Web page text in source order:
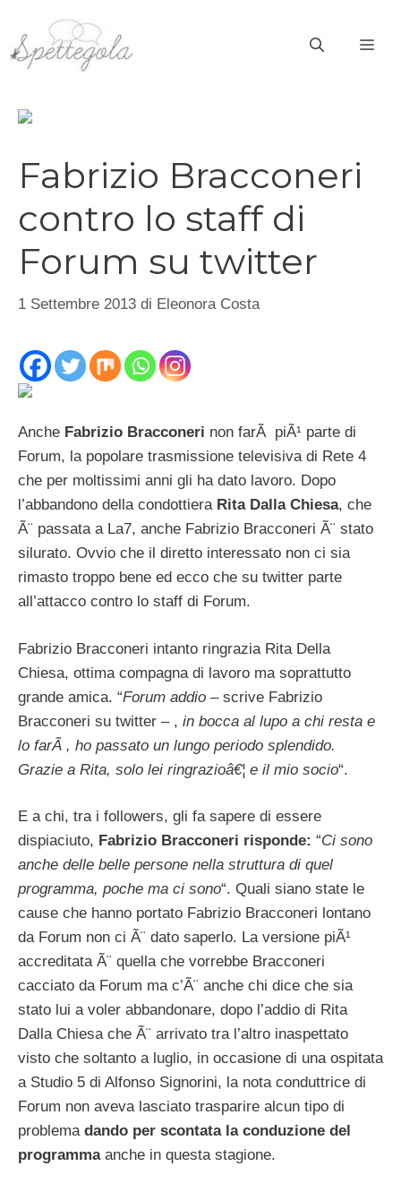
contenuto
Fabrizio Bracconeri
contro lo staff di
Forum su twitter
1 Settembre 2013 di Eleonora Costa
Anche Fabrizio Bracconeri non farÃ piÃ¹ parte di
Forum, la popolare trasmissione televisiva di Rete 4
che per moltissimi anni gli ha dato lavoro. Dopo
l’abbandono della condottiera Rita Dalla Chiesa, che
Ã¨ passata a La7, anche Fabrizio Bracconeri Ã¨ stato
silurato. Ovvio che il diretto interessato non ci sia
rimasto troppo bene ed ecco che su twitter parte
all’attacco contro lo staff di Forum.
Fabrizio Bracconeri intanto ringrazia Rita Della
Chiesa, ottima compagna di lavoro ma soprattutto
grande amica. “Forum addio – scrive Fabrizio
Bracconeri su twitter – , in bocca al lupo a chi resta e
lo farÃ , ho passato un lungo periodo splendido.
Grazie a Rita, solo lei ringrazioâ€¦ e il mio socio“.
E a chi, tra i followers, gli fa sapere di essere
dispiaciuto, Fabrizio Bracconeri risponde: “Ci sono
anche delle belle persone nella struttura di quel
programma, poche ma ci sono“. Quali siano state le
cause che hanno portato Fabrizio Bracconeri lontano
da Forum non ci Ã¨ dato saperlo. La versione piÃ¹
accreditata Ã¨ quella che vorrebbe Bracconeri
cacciato da Forum ma c’Ã¨ anche chi dice che sia
stato lui a voler abbandonare, dopo l’addio di Rita
Dalla Chiesa che Ã¨ arrivato tra l’altro inaspettato
visto che soltanto a luglio, in occasione di una ospitata
a Studio 5 di Alfonso Signorini, la nota conduttrice di
Forum non aveva lasciato trasparire alcun tipo di
problema dando per scontata la conduzione del
programmaanche in questa stagione.